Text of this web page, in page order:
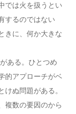
では火を扱うとい
するのではない
きに、何か大きな
ある。ひとつめ
的アプローチがベ
けぬ問題がある。
複数の要因のから